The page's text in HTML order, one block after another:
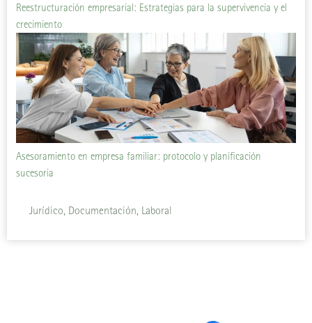
Reestructuración empresarial: Estrategias para la supervivencia y el
crecimiento
Asesoramiento en empresa familiar: protocolo y planificación
sucesoria
Jurídico, Documentación, Laboral